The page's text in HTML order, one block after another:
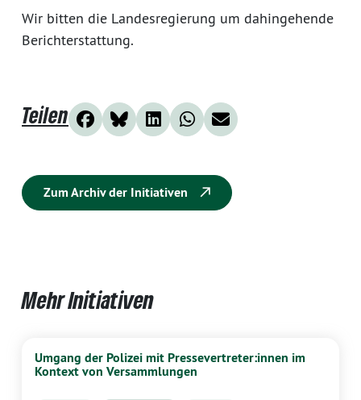
Wir bitten die Landesregierung um dahingehende
Berichterstattung.
Teilen
Zum Archiv der Initiativen
Mehr Initiativen
Umgang der Polizei mit Pressevertreter:innen im
Kontext von Versammlungen